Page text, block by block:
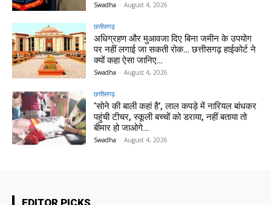
Swadha - August 4, 2026
छत्तीसगढ़
अधिग्रहण और मुआवजा दिए बिना जमीन के उपयोग
पर नहीं लगाई जा सकती रोक… छत्तीसगढ़ हाईकोर्ट ने
क्यों कहा ऐसा जानिए…
Swadha - August 4, 2026
छत्तीसगढ़
‘सोने की बाली कहां है’, लाल कपड़े में नारियल बांधकर
पहुंची टीचर, स्कूली बच्चों को डराया, नहीं बताया तो
बीमार हो जाओगे…
Swadha - August 4, 2026
EDITOR PICKS